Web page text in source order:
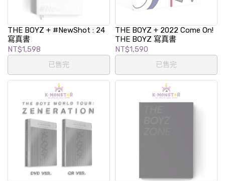
THE BOYZ + #NewShot : 24
寫真書
NT$1,598
已售完
THE BOYZ + 2022 Come On!
THE BOYZ 寫真書
NT$1,590
已售完